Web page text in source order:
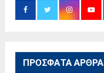
ΠΡΟΣΦΑΤΑ ΑΡΘΡΑ